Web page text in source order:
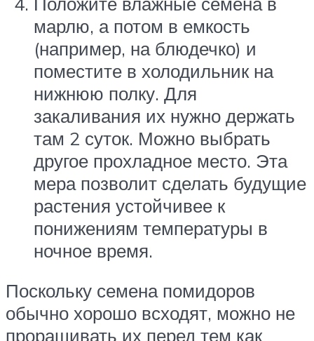
марлю, а потом в емкость
(например, на блюдечко) и
поместите в холодильник на
нижнюю полку. Для
закаливания их нужно держать
там 2 суток. Можно выбрать
другое прохладное место. Эта
мера позволит сделать будущие
растения устойчивее к
понижениям температуры в
ночное время.
Поскольку семена помидоров
обычно хорошо всходят, можно не
проращивать их перед тем как